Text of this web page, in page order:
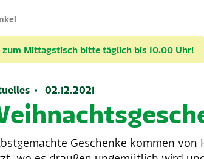
zum Mittagstisch bitte täglich bis 10.00 Uhr!
· 02.12.2021
Geschenke kommen